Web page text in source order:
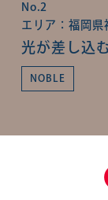
No.2
エリア：福岡県
光が差し込
NOBLE